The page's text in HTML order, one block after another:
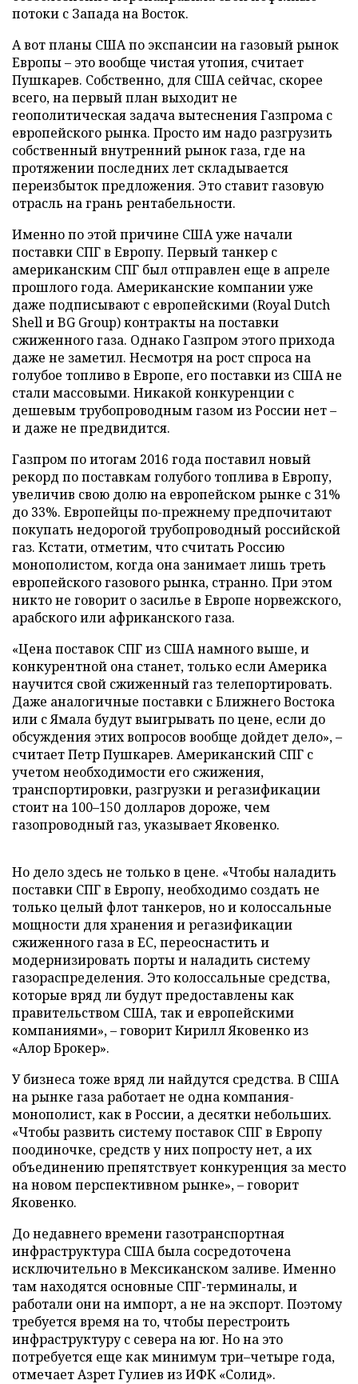
потоки с Запада на Восток.
А вот планы США по экспансии на газовый рынок
Европы – это вообще чистая утопия, считает
Пушкарев. Собственно, для США сейчас, скорее
всего, на первый план выходит не
геополитическая задача вытеснения Газпрома с
европейского рынка. Просто им надо разгрузить
собственный внутренний рынок газа, где на
протяжении последних лет складывается
переизбыток предложения. Это ставит газовую
отрасль на грань рентабельности.
Именно по этой причине США уже начали
поставки СПГ в Европу. Первый танкер с
американским СПГ был отправлен еще в апреле
прошлого года. Американские компании уже
даже подписывают с европейскими (Royal Dutch
Shell и BG Group) контракты на поставки
сжиженного газа. Однако Газпром этого прихода
даже не заметил. Несмотря на рост спроса на
голубое топливо в Европе, его поставки из США не
стали массовыми. Никакой конкуренции с
дешевым трубопроводным газом из России нет –
и даже не предвидится.
Газпром по итогам 2016 года поставил новый
рекорд по поставкам голубого топлива в Европу,
увеличив свою долю на европейском рынке с 31%
до 33%. Европейцы по-прежнему предпочитают
покупать недорогой трубопроводный российской
газ. Кстати, отметим, что считать Россию
монополистом, когда она занимает лишь треть
европейского газового рынка, странно. При этом
никто не говорит о засилье в Европе норвежского,
арабского или африканского газа.
«Цена поставок СПГ из США намного выше, и
конкурентной она станет, только если Америка
научится свой сжиженный газ телепортировать.
Даже аналогичные поставки с Ближнего Востока
или с Ямала будут выигрывать по цене, если до
обсуждения этих вопросов вообще дойдет дело», –
считает Петр Пушкарев. Американский СПГ с
учетом необходимости его сжижения,
транспортировки, разгрузки и регазификации
стоит на 100–150 долларов дороже, чем
газопроводный газ, указывает Яковенко.
Но дело здесь не только в цене. «Чтобы наладить
поставки СПГ в Европу, необходимо создать не
только целый флот танкеров, но и колоссальные
мощности для хранения и регазификации
сжиженного газа в ЕС, переоснастить и
модернизировать порты и наладить систему
газораспределения. Это колоссальные средства,
которые вряд ли будут предоставлены как
правительством США, так и европейскими
компаниями», – говорит Кирилл Яковенко из
«Алор Брокер».
У бизнеса тоже вряд ли найдутся средства. В США
на рынке газа работает не одна компания-
монополист, как в России, а десятки небольших.
«Чтобы развить систему поставок СПГ в Европу
поодиночке, средств у них попросту нет, а их
объединению препятствует конкуренция за место
на новом перспективном рынке», – говорит
Яковенко.
До недавнего времени газотранспортная
инфраструктура США была сосредоточена
исключительно в Мексиканском заливе. Именно
там находятся основные СПГ-терминалы, и
работали они на импорт, а не на экспорт. Поэтому
требуется время на то, чтобы перестроить
инфраструктуру с севера на юг. Но на это
потребуется еще как минимум три–четыре года,
отмечает Азрет Гулиев из ИФК «Солид».